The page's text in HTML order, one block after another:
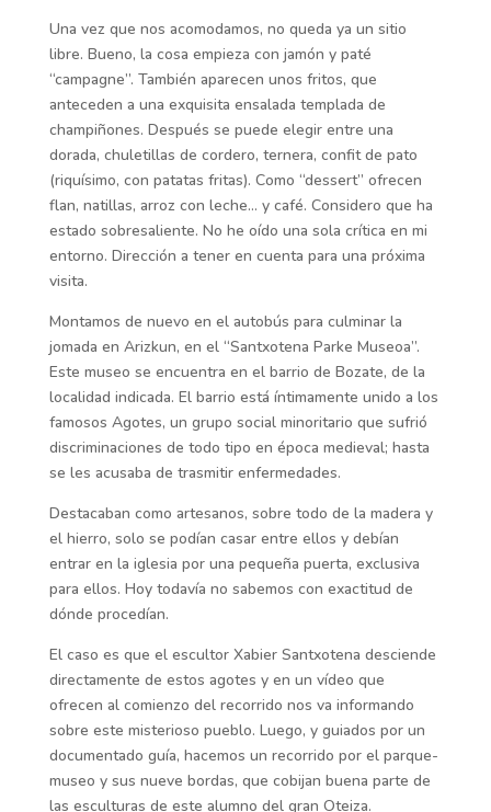
Una vez que nos acomodamos, no queda ya un sitio
libre. Bueno, la cosa empieza con jamón y paté
“campagne”. También aparecen unos fritos, que
anteceden a una exquisita ensalada templada de
champiñones. Después se puede elegir entre una
dorada, chuletillas de cordero, ternera, confit de pato
(riquísimo, con patatas fritas). Como “dessert” ofrecen
flan, natillas, arroz con leche… y café. Considero que ha
estado sobresaliente. No he oído una sola crítica en mi
entorno. Dirección a tener en cuenta para una próxima
visita.
Montamos de nuevo en el autobús para culminar la
jomada en Arizkun, en el “Santxotena Parke Museoa”.
Este museo se encuentra en el barrio de Bozate, de la
localidad indicada. El barrio está íntimamente unido a los
famosos Agotes, un grupo social minoritario que sufrió
discriminaciones de todo tipo en época medieval; hasta
se les acusaba de trasmitir enfermedades.
Destacaban como artesanos, sobre todo de la madera y
el hierro, solo se podían casar entre ellos y debían
entrar en la iglesia por una pequeña puerta, exclusiva
para ellos. Hoy todavía no sabemos con exactitud de
dónde procedían.
El caso es que el escultor Xabier Santxotena desciende
directamente de estos agotes y en un vídeo que
ofrecen al comienzo del recorrido nos va informando
sobre este misterioso pueblo. Luego, y guiados por un
documentado guía, hacemos un recorrido por el parque-
museo y sus nueve bordas, que cobijan buena parte de
las esculturas de este alumno del gran Oteiza.